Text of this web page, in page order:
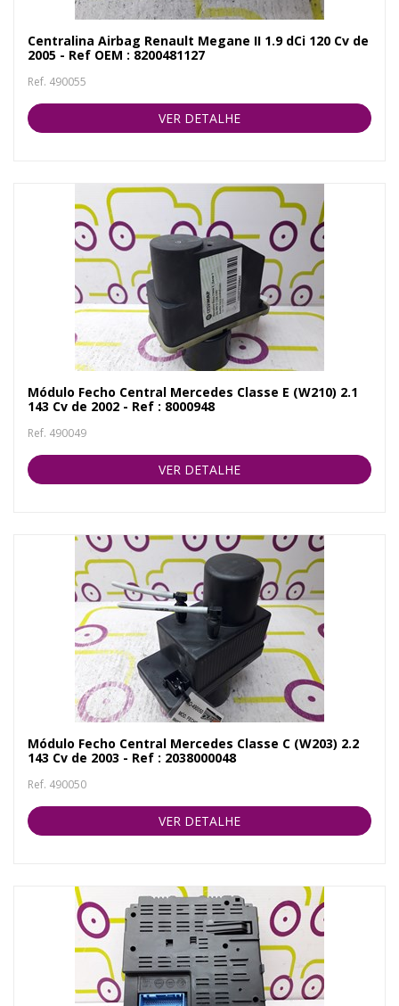
Centralina Airbag Renault Megane II 1.9 dCi 120 Cv de
2005 - Ref OEM : 8200481127
Ref. 490055
VER DETALHE
Módulo Fecho Central Mercedes Classe E (W210) 2.1
143 Cv de 2002 - Ref : 8000948
Ref. 490049
VER DETALHE
Módulo Fecho Central Mercedes Classe C (W203) 2.2
143 Cv de 2003 - Ref : 2038000048
Ref. 490050
VER DETALHE